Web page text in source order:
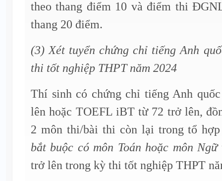
theo thang điểm 10 và điểm thi
thang 20 điểm.
(3) Xét tuyển chứng chỉ tiếng Anh
thi tốt nghiệp THPT năm 2024
Thí sinh có chứng chỉ tiếng Anh
lên hoặc TOEFL iBT từ 72 trở lên,
2 môn thi/bài thi còn lại trong tổ
bắt buộc có môn Toán hoặc môn Ngữ
trở lên trong kỳ thi tốt nghiệp THPT